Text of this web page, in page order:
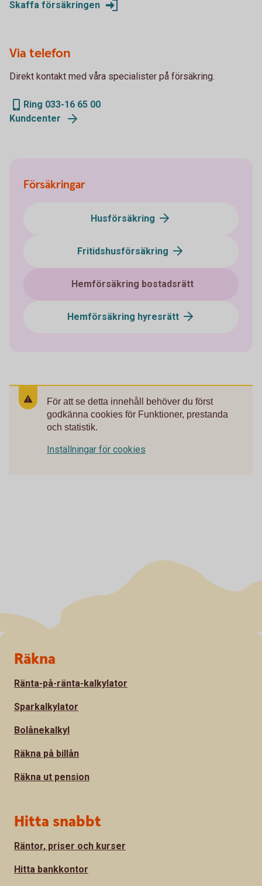
Skaffa försäkringen
Via telefon
Direkt kontakt med våra specialister på försäkring.
Ring 033-16 65 00
Kundcenter
Försäkringar
Husförsäkring
Fritidshusförsäkring
Hemförsäkring bostadsrätt
Hemförsäkring hyresrätt
För att se detta innehåll behöver du först
godkänna cookies för Funktioner, prestanda
och statistik.
Inställningar för cookies
Sidfot
Räkna
Ränta-på-ränta-kalkylator
Sparkalkylator
Bolånekalkyl
Räkna på billån
Räkna ut pension
Hitta snabbt
Räntor, priser och kurser
Hitta bankkontor